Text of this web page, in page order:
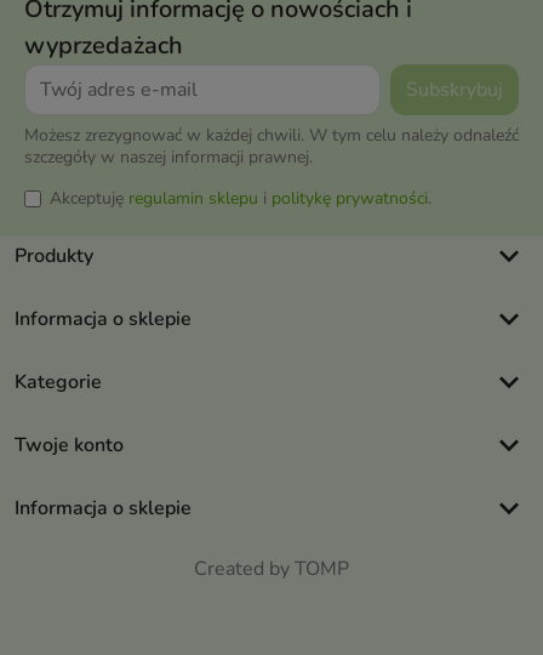
Otrzymuj informację o nowościach i
wyprzedażach
Możesz zrezygnować w każdej chwili. W tym celu należy odnaleźć
szczegóły w naszej informacji prawnej.
Akceptuję regulamin sklepu i politykę prywatności.
Produkty keyboard_arrow_down
Informacja o sklepie keyboard_arrow_down
Kategorie keyboard_arrow_down
Twoje konto keyboard_arrow_down
Informacja o sklepie keyboard_arrow_down
Created by TOMP